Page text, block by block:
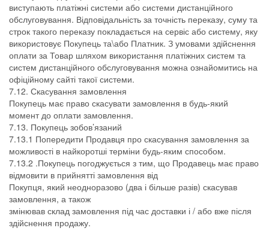
виступають платіжні системи або системи дистанційного
обслуговування. Відповідальність за точність переказу, суму та
строк такого переказу покладається на сервіс або систему, яку
використовує Покупець та\або Платник. З умовами здійснення
оплати за Товар шляхом використання платіжних систем та
систем дистанційного обслуговування можна ознайомитись на
офіційному сайті такої системи.
7.12. Скасування замовлення
Покупець має право скасувати замовлення в будь-який
момент до оплати замовлення.
7.13. Покупець зобов’язаний
7.13.1 Попередити Продавця про скасування замовлення за
можливості в найкоротші терміни будь-яким способом.
7.13.2 .Покупець погоджується з тим, що Продавець має право
відмовити в прийнятті замовлення від
Покупця, який неодноразово (два і більше разів) скасував
замовлення, а також
змінював склад замовлення під час доставки і / або вже після
здійснення продажу.